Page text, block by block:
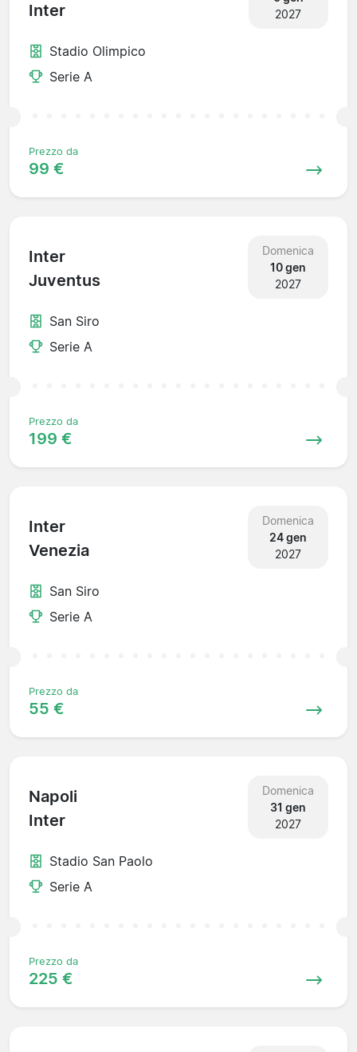
Inter
2027
Stadio Olimpico
Serie A
Prezzo da
99 €
Inter
Juventus
Domenica
10 gen
2027
San Siro
Serie A
Prezzo da
199 €
Inter
Venezia
Domenica
24 gen
2027
San Siro
Serie A
Prezzo da
55 €
Napoli
Inter
Domenica
31 gen
2027
Stadio San Paolo
Serie A
Prezzo da
225 €